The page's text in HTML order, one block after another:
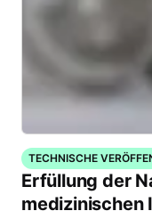
TECHNISCHE
Erfüllung der
medizinischen